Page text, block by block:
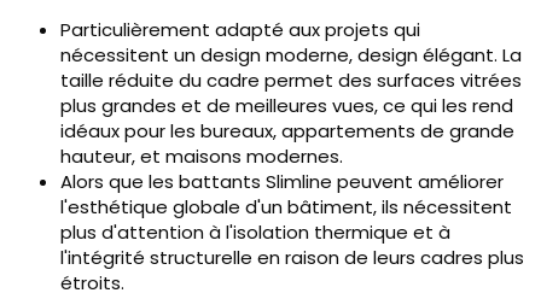
Particulièrement adapté aux projets qui
nécessitent un design moderne, design élégant. La
taille réduite du cadre permet des surfaces vitrées
plus grandes et de meilleures vues, ce qui les rend
idéaux pour les bureaux, appartements de grande
hauteur, et maisons modernes.
Alors que les battants Slimline peuvent améliorer
l'esthétique globale d'un bâtiment, ils nécessitent
plus d'attention à l'isolation thermique et à
l'intégrité structurelle en raison de leurs cadres plus
étroits.